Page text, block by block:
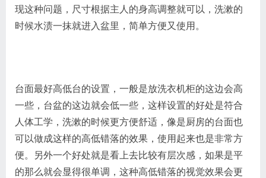
现这种问题，尺寸根据主人的身高调整就可以，洗漱的
时候水渍一抹就进入盆里，简单方便又使用。
台面最好高低台的设置，一般是放洗衣机柜的这边会高
一些，台盆的这边就会低一些，这样设置的好处是符合
人体工学，洗漱的时候更方便舒适，像是厨房的台面也
可以做成这样的高低错落的效果，使用起来也是非常方
便。另外一个好处就是看上去比较有层次感，如果是平
的那么就会显得很单调，这种高低错落的视觉效果会更